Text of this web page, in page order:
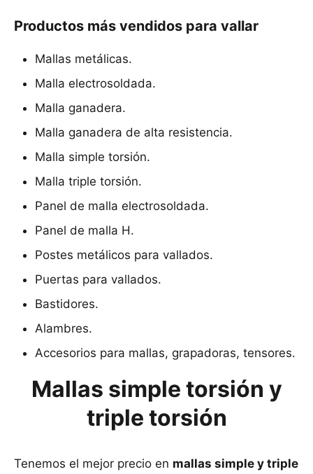
Productos más vendidos para vallar
Mallas metálicas.
Malla electrosoldada.
Malla ganadera.
Malla ganadera de alta resistencia.
Malla simple torsión.
Malla triple torsión.
Panel de malla electrosoldada.
Panel de malla H.
Postes metálicos para vallados.
Puertas para vallados.
Bastidores.
Alambres.
Accesorios para mallas, grapadoras, tensores.
Mallas simple torsión y
triple torsión
Tenemos el mejor precio en mallas simple y triple